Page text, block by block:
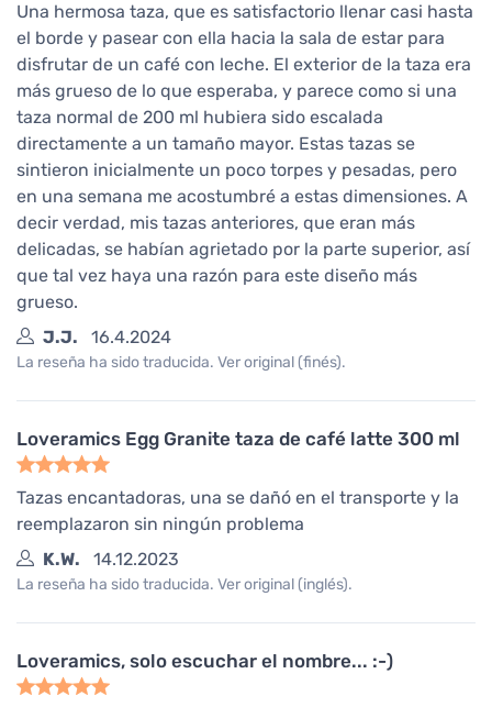
Una hermosa taza, que es satisfactorio llenar casi hasta
el borde y pasear con ella hacia la sala de estar para
disfrutar de un café con leche. El exterior de la taza era
más grueso de lo que esperaba, y parece como si una
taza normal de 200 ml hubiera sido escalada
directamente a un tamaño mayor. Estas tazas se
sintieron inicialmente un poco torpes y pesadas, pero
en una semana me acostumbré a estas dimensiones. A
decir verdad, mis tazas anteriores, que eran más
delicadas, se habían agrietado por la parte superior, así
que tal vez haya una razón para este diseño más
grueso.
J.J.
16.4.2024
La reseña ha sido traducida. Ver original (finés).
Loveramics Egg Granite taza de café latte 300 ml
Tazas encantadoras, una se dañó en el transporte y la
reemplazaron sin ningún problema
K.W.
14.12.2023
La reseña ha sido traducida. Ver original (inglés).
Loveramics, solo escuchar el nombre... :-)